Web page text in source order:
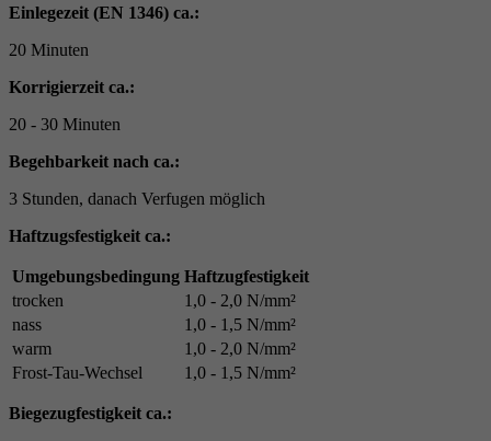
Einlegezeit (EN 1346) ca.:
20 Minuten
Korrigierzeit ca.:
20 - 30 Minuten
Begehbarkeit nach ca.:
3 Stunden, danach Verfugen möglich
Haftzugsfestigkeit ca.:
Umgebungsbedingung Haftzugfestigkeit
trocken
1,0 - 2,0 N/mm²
nass
1,0 - 1,5 N/mm²
warm
1,0 - 2,0 N/mm²
Frost-Tau-Wechsel
1,0 - 1,5 N/mm²
Biegezugfestigkeit ca.: